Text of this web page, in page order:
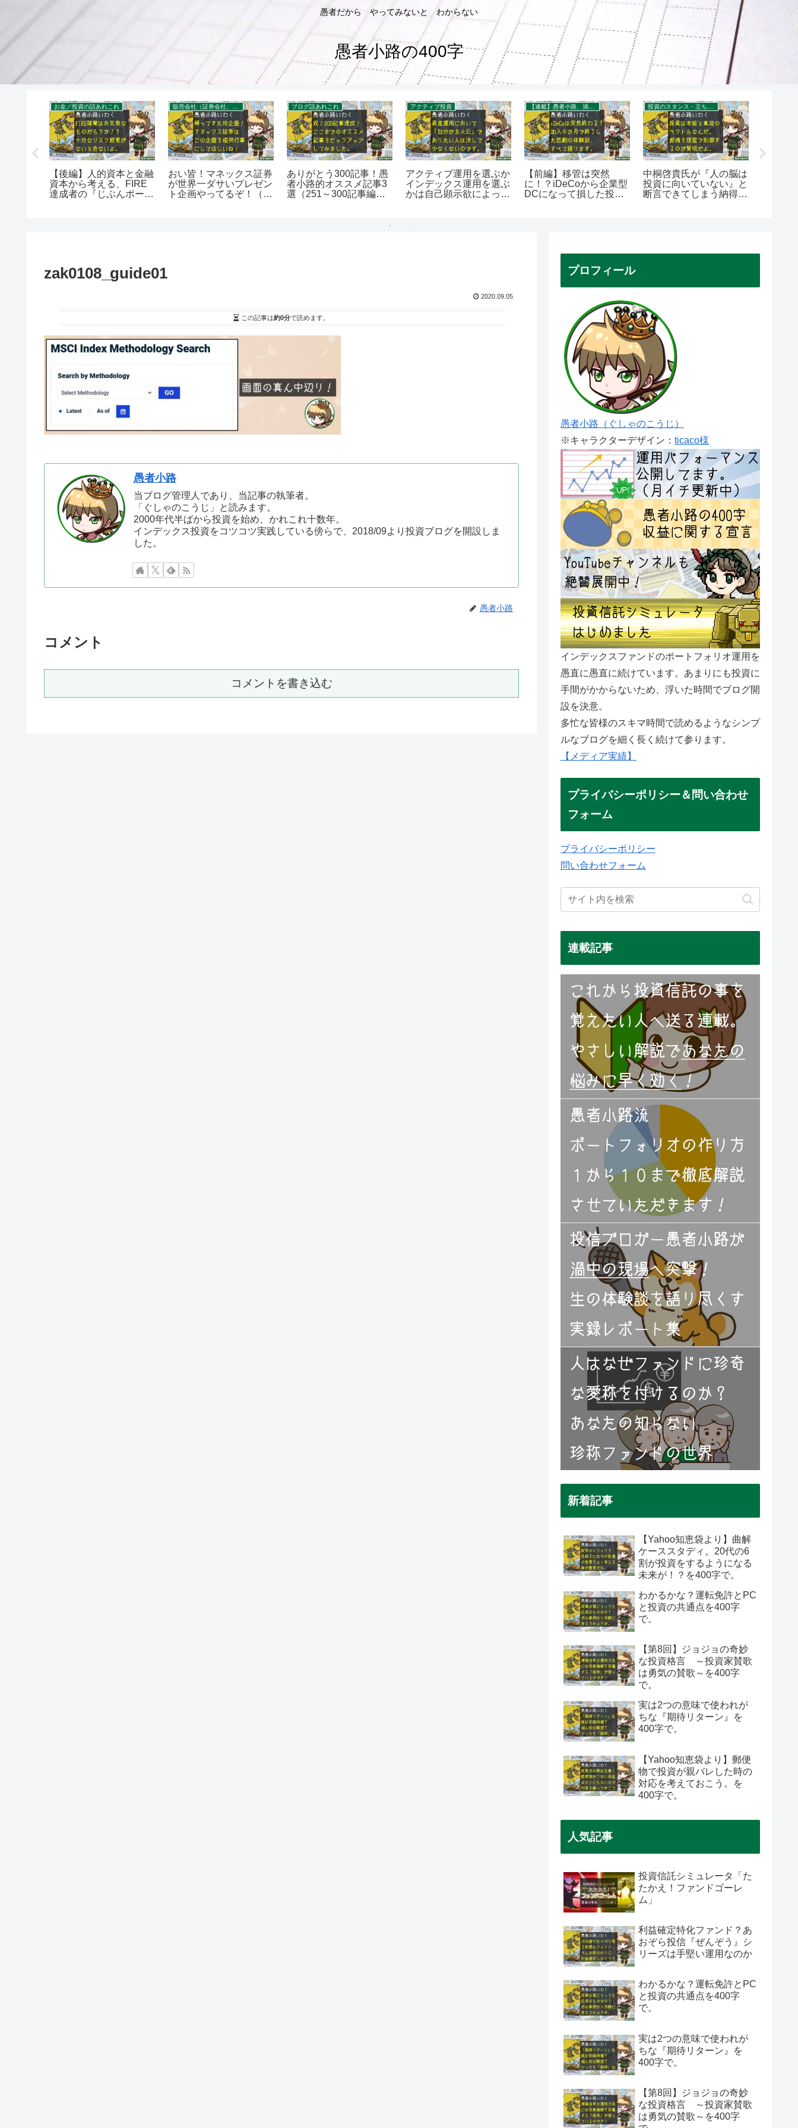
愚者だから やってみないと わからない
愚者小路の400字
お金／投資の話あれこれ
【後編】人的資本と金融
資本から考える、FIRE
達成者の『じぶんポート
販売会社（証券会社、銀行）について
おい皆！マネックス証券
が世界一ダサいプレゼン
ト企画やってるぞ！（日
ブログ話あれこれ
ありがとう300記事！愚
者小路的オススメ記事3
選（251～300記事編）
アクティブ投資
アクティブ運用を選ぶか
インデックス運用を選ぶ
かは自己顕示欲によって
【連載】愚者小路、渦中の現場から。
【前編】移管は突然
に！？iDeCoから企業型
DCになって損した投資
投資のスタンス・立ち位置を考える
中桐啓貴氏が『人の脳は
投資に向いていない』と
断言できてしまう納得の
zak0108_guide01
2020.09.05
この記事は約0分で読めます。
愚者小路
当ブログ管理人であり、当記事の執筆者。
「ぐしゃのこうじ」と読みます。
2000年代半ばから投資を始め、かれこれ十数年。
インデックス投資をコツコツ実践している傍らで、2018/09より投資ブログを開設しま
した。
愚者小路
コメント
コメントを書き込む
プロフィール
愚者小路（ぐしゃのこうじ）
※キャラクターデザイン： ticaco様
インデックスファンドのポートフォリオ運用を
愚直に愚直に続けています。あまりにも投資に
手間がかからないため、浮いた時間でブログ開
設を決意。
多忙な皆様のスキマ時間で読めるようなシンプ
ルなブログを細く長く続けて参ります。
【メディア実績】
プライバシーポリシー＆問い合わせ
フォーム
プライバシーポリシー
問い合わせフォーム
連載記事
新着記事
【Yahoo知恵袋より】曲解
ケーススタディ。20代の6
割が投資をするようになる
未来が！？を400字で。
わかるかな？運転免許とPC
と投資の共通点を400字
で。
【第8回】ジョジョの奇妙
な投資格言 ～投資家賛歌
は勇気の賛歌～を400字
で。
実は2つの意味で使われが
ちな『期待リターン』を
400字で。
【Yahoo知恵袋より】郵便
物で投資が親バレした時の
対応を考えておこう。を
400字で。
人気記事
投資信託シミュレータ「た
たかえ！ファンドゴーレ
ム」
利益確定特化ファンド？あ
おぞら投信『ぜんぞう』シ
リーズは手堅い運用なのか
わかるかな？運転免許とPC
と投資の共通点を400字
で。
実は2つの意味で使われが
ちな『期待リターン』を
400字で。
【第8回】ジョジョの奇妙
な投資格言 ～投資家賛歌
は勇気の賛歌～を400字